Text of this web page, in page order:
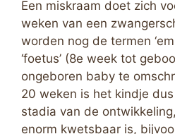
Een miskraam doet zich
weken van een
worden nog de termen
‘foetus’ (8e week tot
ongeboren baby te
20 weken is het kindje
stadia van de
enorm kwetsbaar is,